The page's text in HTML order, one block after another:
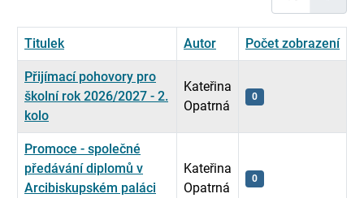
Titulek Autor Počet zobrazení
Přijímací pohovory pro
školní rok 2026/2027 - 2.
kolo
Kateřina
Opatrná
0
Promoce - společné
předávání diplomů v
Arcibiskupském paláci
Kateřina
Opatrná
0